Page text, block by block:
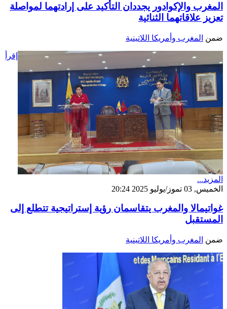
المغرب والإكوادور يجددان التأكيد على إرادتهما لمواصلة
تعزيز علاقاتهما الثنائية
ضمن المغرب وأمريكا اللاتينية
إقرأ
المزيد...
الخميس, 03 تموز/يوليو 2025 20:24
غواتيمالا والمغرب يتقاسمان رؤية إستراتيجية تتطلع إلى
المستقبل
ضمن المغرب وأمريكا اللاتينية